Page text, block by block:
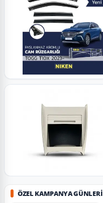
ÖZEL KAMPANYA GÜNLERI